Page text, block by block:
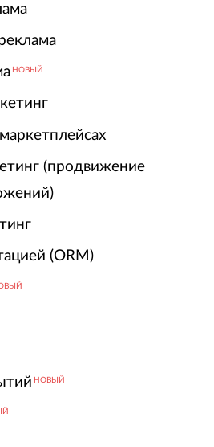
НОВЫЙ
(продвижение
(ORM)
НОВЫЙ